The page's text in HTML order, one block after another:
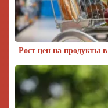
Рост цен на продукты